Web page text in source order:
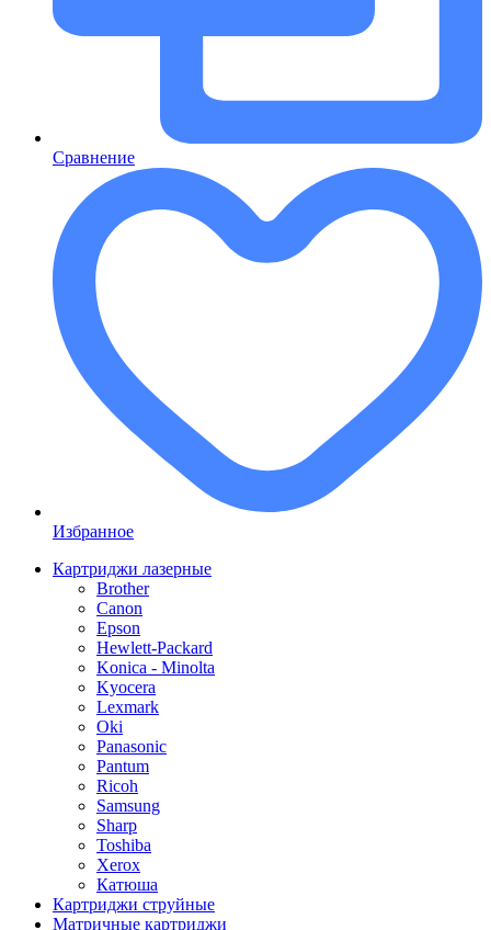
Сравнение
Избранное
Картриджи лазерные
Brother
Canon
Epson
Hewlett-Packard
Konica - Minolta
Kyocera
Lexmark
Oki
Panasonic
Pantum
Ricoh
Samsung
Sharp
Toshiba
Xerox
Катюша
Картриджи струйные
Матричные картриджи